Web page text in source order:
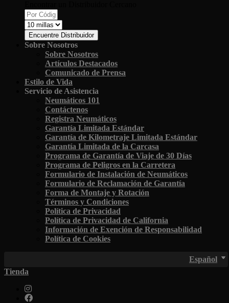
Encuentre Distribuidor
Sobre Nosotros
Sobre Nosotros
Artículos Destacados
Comunicado de Prensa
Estilo de Vida
Servicio de Asistencia
Neumáticos 101
Contáctenos
Registra Neumáticos
Garantía Limitada Estándar
Garantía de Kilometraje Limitada Estándar
Garantía Limitada de la Carcasa
Programa de Garantía de Viaje de 30 Días
Programa de Peligros en la Carretera
Formulario de Instalación de Neumáticos
Formulario de Reclamación de Garantía
Forma de Montaje y Rotación
Términos y Condiciones
Política de Privacidad
Política de Privacidad de California
Información de Exención de Responsabilidad
Política de Cookies
Español
Tienda